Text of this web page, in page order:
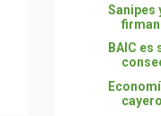
Sanipes
BAIC